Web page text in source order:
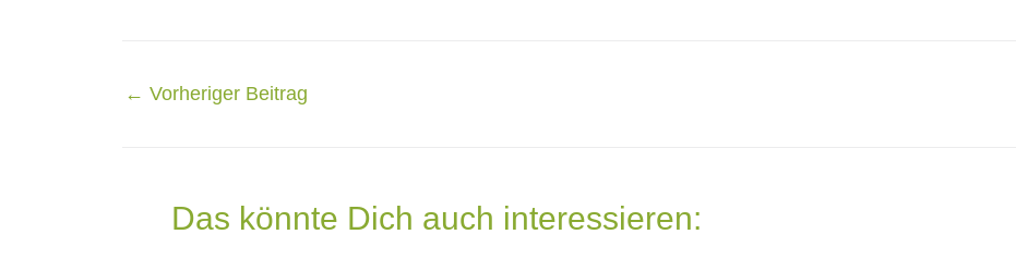
Post
← Vorheriger Beitrag
Das könnte Dich auch interessieren: